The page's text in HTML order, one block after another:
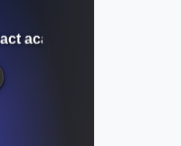
académique et